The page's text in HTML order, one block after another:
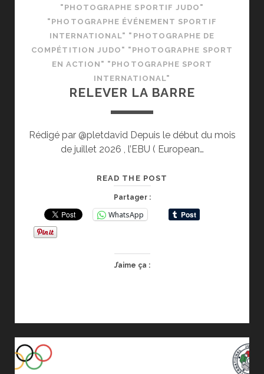
"PHOTOGRAPHE SPORTIF JUDO"
"PHOTOGRAPHE ÉVÉNEMENT SPORTIF
INTERNATIONAL" "PHOTOGRAPHE DE
COMPÉTITION JUDO" "PHOTOGRAPHE SPORT
EN ACTION" "PHOTOGRAPHE SPORT
INTERNATIONAL"
RELEVER LA BARRE
Rédigé par @pletdavid Depuis le début du mois
de juillet 2026 , l’EBU ( European…
READ THE POST
Partager :
WhatsApp
J’aime ça :